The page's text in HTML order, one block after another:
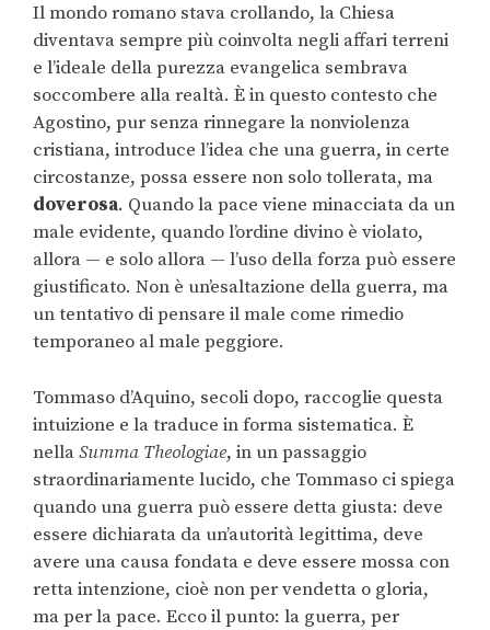
Il mondo romano stava crollando, la Chiesa
diventava sempre più coinvolta negli affari terreni
e l’ideale della purezza evangelica sembrava
soccombere alla realtà. È in questo contesto che
Agostino, pur senza rinnegare la nonviolenza
cristiana, introduce l’idea che una guerra, in certe
circostanze, possa essere non solo tollerata, ma
doverosa. Quando la pace viene minacciata da un
male evidente, quando l’ordine divino è violato,
allora — e solo allora — l’uso della forza può essere
giustificato. Non è un’esaltazione della guerra, ma
un tentativo di pensare il male come rimedio
temporaneo al male peggiore.
Tommaso d’Aquino, secoli dopo, raccoglie questa
intuizione e la traduce in forma sistematica. È
nellaSumma Theologiae, in un passaggio
straordinariamente lucido, che Tommaso ci spiega
quando una guerra può essere detta giusta: deve
essere dichiarata da un’autorità legittima, deve
avere una causa fondata e deve essere mossa con
retta intenzione, cioè non per vendetta o gloria,
ma per la pace. Ecco il punto: la guerra, per